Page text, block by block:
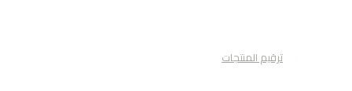
ترقيم المنتجات